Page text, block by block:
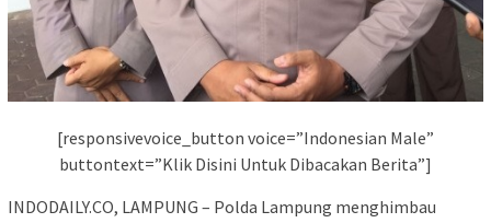
[responsivevoice_button voice=”Indonesian Male”
buttontext=”Klik Disini Untuk Dibacakan Berita”]
INDODAILY.CO, LAMPUNG – Polda Lampung menghimbau